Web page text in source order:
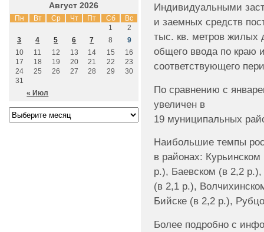
Индивидуальными
и заемных средств
тыс. кв. метров жилых
общего ввода по краю
соответствующего
По сравнению с
увеличен в
19 муниципальных
Наибольшие темпы
в районах:
р.), Баевском (в 2,2
(в 2,1 р.),
Бийске (в 2,2 р.),
Более подробно с
Август 2026
Пн Вт Ср Чт Пт Сб Вс
« Июл
1
2
3
4 5 6 7 8
9
10
11 12 13 14 15
16
17
18 19 20 21 22
23
24
25 26 27 28 29
30
31